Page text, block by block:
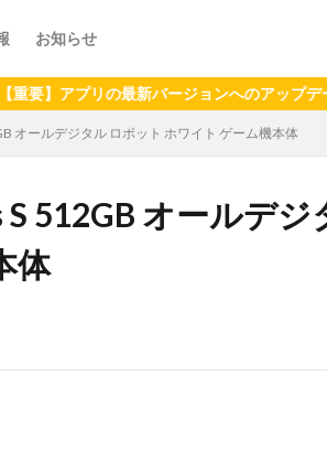
お知らせ
アプリの最新バージョンへのアップデート
オールデジタル ロボット ホワイト ゲーム機本体
S 512GB オールデ
体